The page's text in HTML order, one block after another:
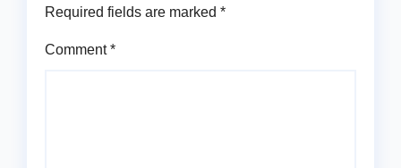
Required fields are marked *
Comment*